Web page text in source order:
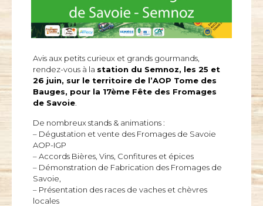
Avis aux petits curieux et grands gourmands,
rendez-vous à la station du Semnoz, les 25 et
26 juin, sur le territoire de l’AOP Tome des
Bauges, pour la 17ème Fête des Fromages
de Savoie
De nombreux stands & animations :
– Dégustation et vente des Fromages de Savoie
AOP-IGP
– Accords Bières, Vins, Confitures et épices
– Démonstration de Fabrication des Fromages de
Savoie,
– Présentation des races de vaches et chèvres
locales